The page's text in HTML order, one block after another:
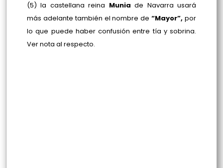
(5) la castellana reina Munia de Navarra usará
más adelante también el nombre de “Mayor”, por
lo que puede haber confusión entre tía y sobrina.
Ver nota al respecto.